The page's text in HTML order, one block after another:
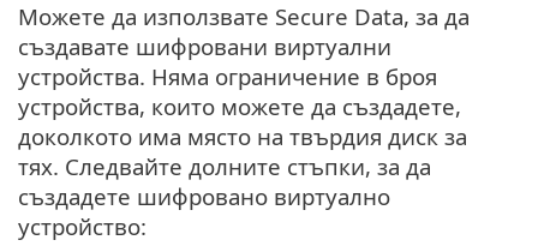
Можете да използвате Secure Data, за да
създавате шифровани виртуални
устройства. Няма ограничение в броя
устройства, които можете да създадете,
доколкото има място на твърдия диск за
тях. Следвайте долните стъпки, за да
създадете шифровано виртуално
устройство: